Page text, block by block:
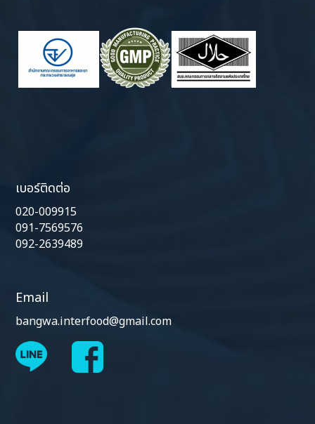
เบอร์ติดต่อ
020-009915
091-7569576
092-2639489
Email
bangwa.interfood@gmail.com